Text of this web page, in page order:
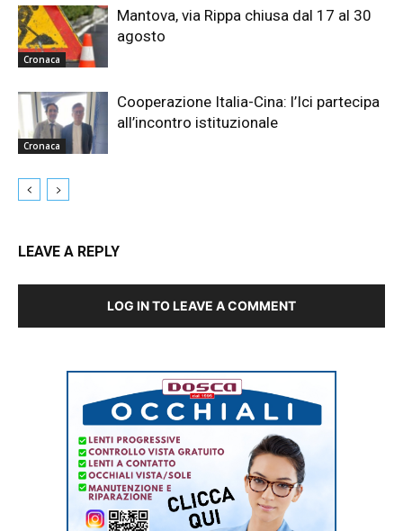
Cronaca
Mantova, via Rippa chiusa dal 17 al 30
agosto
Cronaca
Cooperazione Italia-Cina: l’Ici partecipa
all’incontro istituzionale
LEAVE A REPLY
LOG IN TO LEAVE A COMMENT